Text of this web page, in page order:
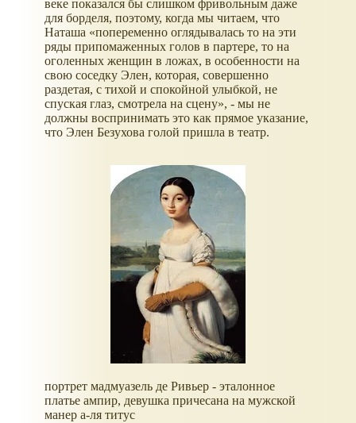
веке показался бы слишком фривольным даже
для борделя, поэтому, когда мы читаем, что
Наташа «попеременно оглядывалась то на эти
ряды припомаженных голов в партере, то на
оголенных женщин в ложах, в особенности на
свою соседку Элен, которая, совершенно
раздетая, с тихой и спокойной улыбкой, не
спуская глаз, смотрела на сцену», - мы не
должны воспринимать это как прямое указание,
что Элен Безухова голой пришла в театр.
портрет мадмуазель де Ривьер - эталонное
платье ампир, девушка причесана на мужской
манер а-ля титус